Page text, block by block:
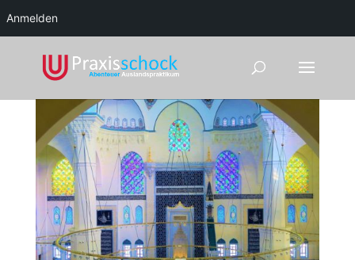
Anmelden